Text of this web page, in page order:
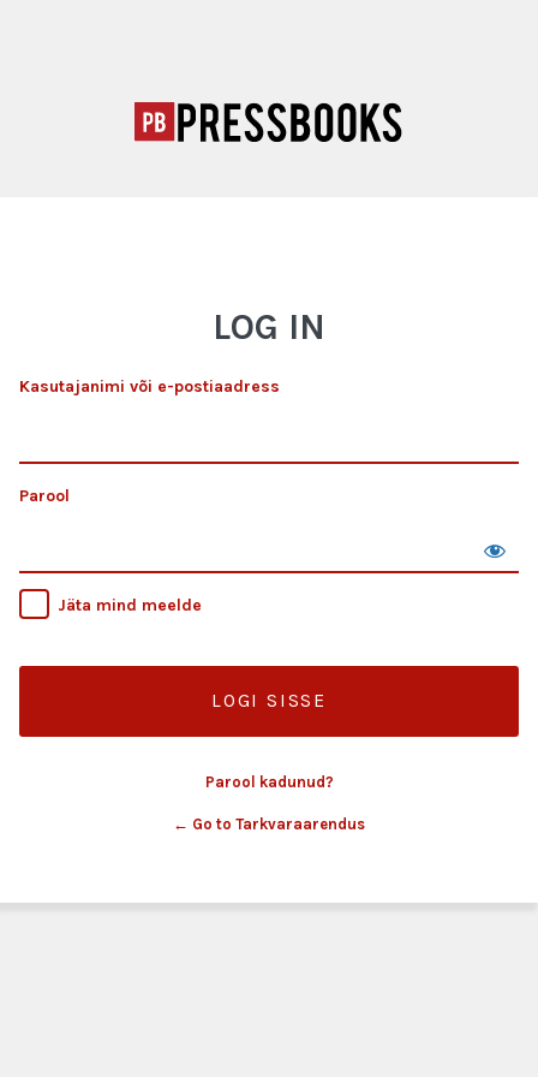
LOG IN
Kasutajanimi või e-postiaadress
Parool
Jäta mind meelde
Parool kadunud?
← Go to Tarkvaraarendus